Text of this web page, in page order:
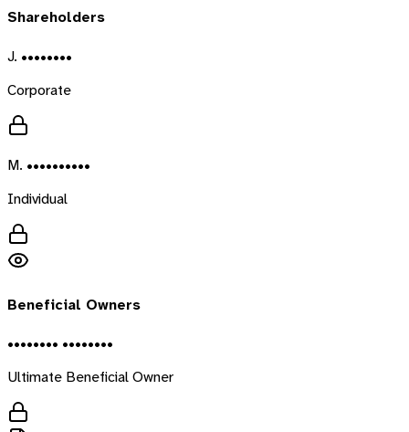
Shareholders
J. ••••••••
Corporate
M. ••••••••••
Individual
Beneficial Owners
•••••••• ••••••••
Ultimate Beneficial Owner